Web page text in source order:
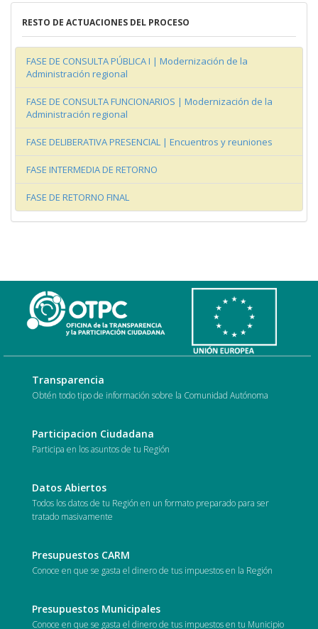
RESTO DE ACTUACIONES DEL PROCESO
FASE DE CONSULTA PÚBLICA I | Modernización de la
Administración regional
FASE DE CONSULTA FUNCIONARIOS | Modernización de la
Administración regional
FASE DELIBERATIVA PRESENCIAL | Encuentros y reuniones
FASE INTERMEDIA DE RETORNO
FASE DE RETORNO FINAL
Transparencia
Obtén todo tipo de información sobre la Comunidad Autónoma
Participacion Ciudadana
Participa en los asuntos de tu Región
Datos Abiertos
Todos los datos de tu Región en un formato preparado para ser
tratado masivamente
Presupuestos CARM
Conoce en que se gasta el dinero de tus impuestos en la Región
Presupuestos Municipales
Conoce en que se gasta el dinero de tus impuestos en tu Municipio